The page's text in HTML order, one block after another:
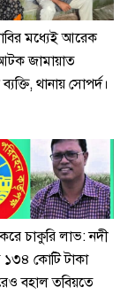
মধ্যেই আরেক
জামায়াত
থানায় সোপর্দ।
চাকুরি লাভ: নদী
১৩৪ কোটি টাকা
বহাল তবিয়তে